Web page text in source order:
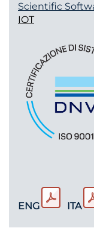
Scientific
IOT
ENG ITA